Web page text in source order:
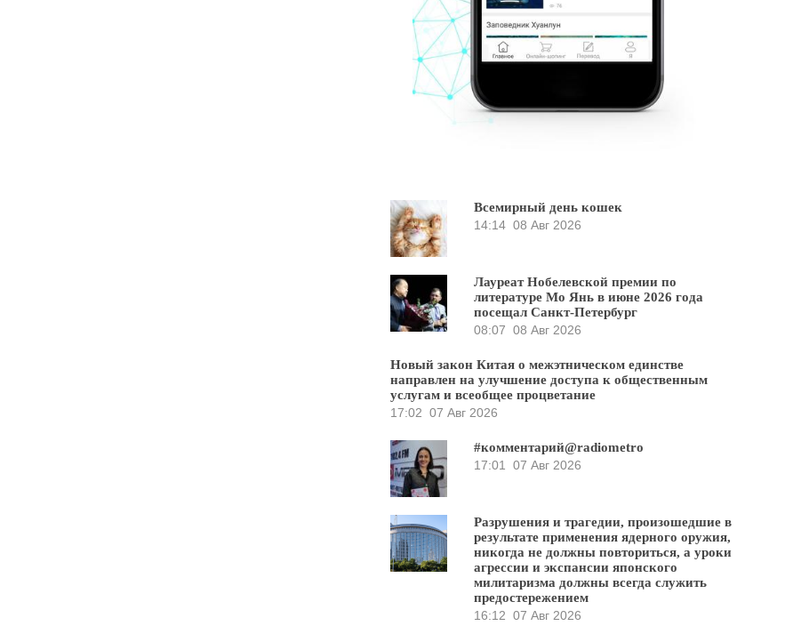
Всемирный день кошек
14:14 08 Авг 2026
Лауреат Нобелевской премии по
литературе Мо Янь в июне 2026 года
посещал Санкт-Петербург
08:07 08 Авг 2026
Новый закон Китая о межэтническом единстве
направлен на улучшение доступа к общественным
услугам и всеобщее процветание
17:02 07 Авг 2026
#комментарий@radiometro
17:01
07 Авг 2026
Разрушения и трагедии, произошедшие в
результате применения ядерного оружия,
никогда не должны повториться, а уроки
агрессии и экспансии японского
милитаризма должны всегда служить
предостережением
16:12 07 Авг 2026